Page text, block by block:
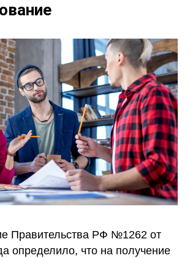
Правительства РФ №1262 от
определило, что на получение